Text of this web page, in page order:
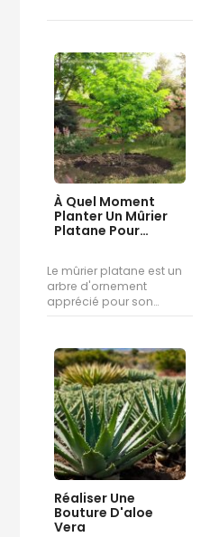
À Quel Moment
Planter Un Mûrier
Platane Pour
Le mûrier platane est un
arbre d'ornement
apprécié pour son…
Réaliser Une
Bouture D'aloe
Vera